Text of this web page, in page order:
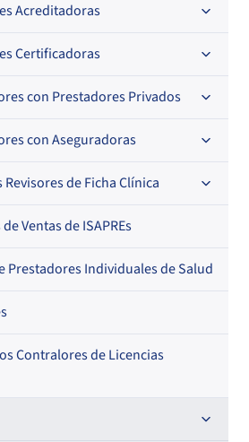
Acreditadoras
Certificadoras
con Prestadores Privados
con Aseguradoras
de Ficha Clínica
Ventas de ISAPREs
Prestadores Individuales de Salud
Contralores de Licencias